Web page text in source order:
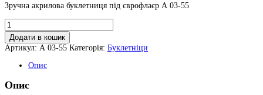
Зручна акрилова буклетниця під єврофлаєр А 03-55
Буклетница
під
єврофлаєр
кількість
Додати в кошик
Артикул: А 03-55 Категорія: Буклетніци
Опис
Опис